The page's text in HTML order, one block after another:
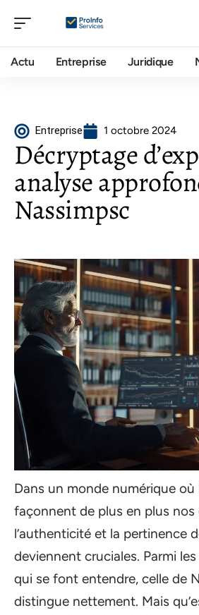
Actu Entreprise Juridique
Entreprise 1 octobre 2024
Décryptage
analyse
Nassimpsc
Dans un monde numérique où
façonnent de plus en plus nos
l’authenticité et la pertinence
deviennent cruciales. Parmi
qui se font entendre, celle de
distingue nettement. Mais